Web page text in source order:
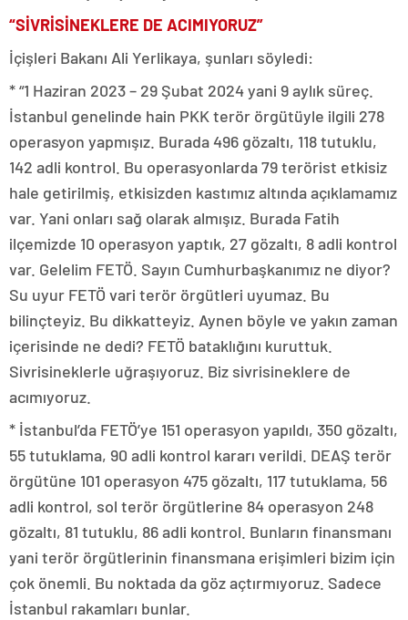
“SİVRİSİNEKLERE DE ACIMIYORUZ”
İçişleri Bakanı Ali Yerlikaya, şunları söyledi:
* “1 Haziran 2023 – 29 Şubat 2024 yani 9 aylık süreç.
İstanbul genelinde hain PKK terör örgütüyle ilgili 278
operasyon yapmışız. Burada 496 gözaltı, 118 tutuklu,
142 adli kontrol. Bu operasyonlarda 79 terörist etkisiz
hale getirilmiş, etkisizden kastımız altında açıklamamız
var. Yani onları sağ olarak almışız. Burada Fatih
ilçemizde 10 operasyon yaptık, 27 gözaltı, 8 adli kontrol
var. Gelelim FETÖ. Sayın Cumhurbaşkanımız ne diyor?
Su uyur FETÖ vari terör örgütleri uyumaz. Bu
bilinçteyiz. Bu dikkatteyiz. Aynen böyle ve yakın zaman
içerisinde ne dedi? FETÖ bataklığını kuruttuk.
Sivrisineklerle uğraşıyoruz. Biz sivrisineklere de
acımıyoruz.
* İstanbul’da FETÖ’ye 151 operasyon yapıldı, 350 gözaltı,
55 tutuklama, 90 adli kontrol kararı verildi. DEAŞ terör
örgütüne 101 operasyon 475 gözaltı, 117 tutuklama, 56
adli kontrol, sol terör örgütlerine 84 operasyon 248
gözaltı, 81 tutuklu, 86 adli kontrol. Bunların finansmanı
yani terör örgütlerinin finansmana erişimleri bizim için
çok önemli. Bu noktada da göz açtırmıyoruz. Sadece
İstanbul rakamları bunlar.